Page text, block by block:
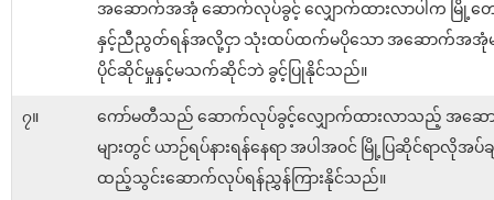
အဆောက်အအုံ ဆောက်လုပ်ခွင့် လျှောက်ထားလာပါက မြို့တေ
နှင့်ညီညွတ်ရန်အလို့ငှာ သုံးထပ်ထက်မပိုသော အဆောက်အအုံမျ
ပိုင်ဆိုင်မှုနှင့်မသက်ဆိုင်ဘဲ ခွင့်ပြုနိုင်သည်။
၇။
ကော်မတီသည် ဆောက်လုပ်ခွင့်လျှောက်ထားလာသည့် အဆ
များတွင် ယာဉ်ရပ်နားရန်နေရာ အပါအဝင် မြို့ပြဆိုင်ရာလိုအပ်
ထည့်သွင်းဆောက်လုပ်ရန်ညွှန်ကြားနိုင်သည်။